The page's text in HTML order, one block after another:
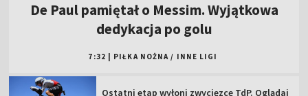
De Paul pamiętał o Messim. Wyjątkowa
dedykacja po golu
7:32 PIŁKA NOŻNA / INNE LIGI
Ostatni etap wyłoni zwycięzcę TdP. Oglądaj